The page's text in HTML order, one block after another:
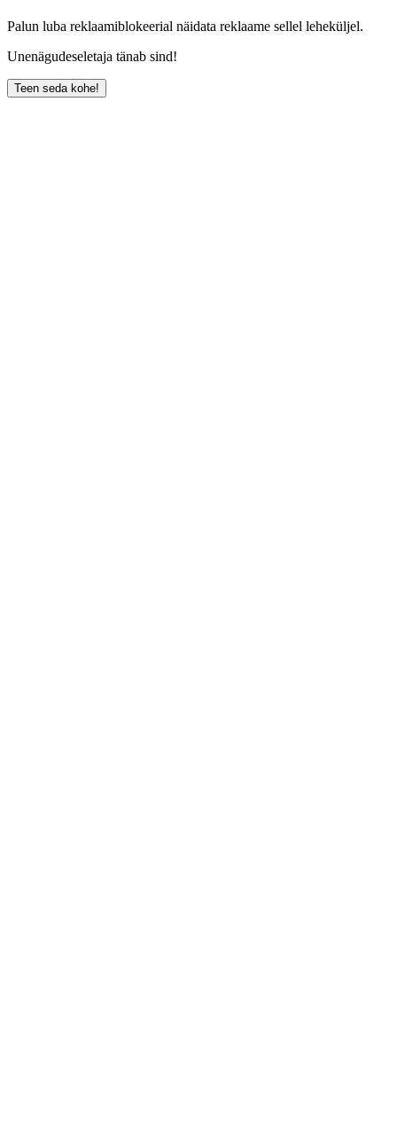
Palun luba reklaamiblokeerial näidata reklaame sellel leheküljel.
Unenägudeseletaja tänab sind!
Teen seda kohe!